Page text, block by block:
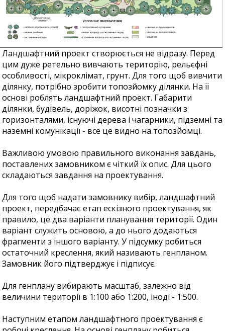
Ландшафтний проект створюється не відразу. Перед
цим дуже ретельно вивчають територію, рельєфні
особливості, мікроклімат, грунт. Для того щоб вивчити
ділянку, потрібно зробити топозйомку ділянки. На її
основі роблять ландшафтний проект. Габарити
ділянки, будівель, доріжок, висотні позначки з
горизонталями, існуючі дерева і чагарники, підземні та
наземні комунікації - все це видно на топозйомці.
Важливою умовою правильного виконання завдань,
поставлених замовником є чіткий їх опис. Для цього
складаються завдання на проектування.
Для того щоб надати замовнику вибір, ландшафтний
проект, передбачає етап ескізного проектування, як
правило, це два варіанти планування території. Один
варіант служить основою, а до нього додаються
фрагменти з іншого варіанту. У підсумку робиться
остаточний креслення, який називають генпланом.
Замовник його підтверджує і підписує.
Для генплану вибирають масштаб, залежно від
величини території в 1:100 або 1:200, іноді - 1:500.
Наступним етапом ландшафтного проектування є